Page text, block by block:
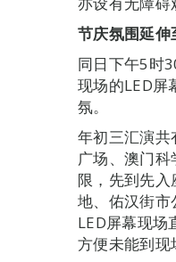
节庆氛围延伸
同日下午5时
现场的LED屏
氛。
年初三汇演共
广场、澳门
限，先到先
地、佑汉街市
LED屏幕现场
方便未能到现